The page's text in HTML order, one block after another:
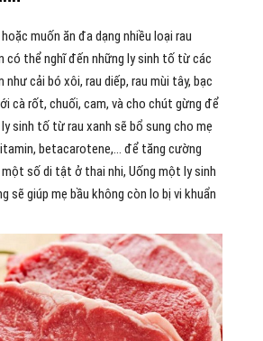
muốn ăn đa dạng nhiều loại rau
có thể nghĩ đến những ly sinh tố từ các
như cải bó xôi, rau diếp, rau mùi tây, bạc
cà rốt, chuối, cam, và cho chút gừng để
sinh tố từ rau xanh sẽ bổ sung cho mẹ
betacarotene,… để tăng cường
một số di tật ở thai nhi, Uống một ly sinh
sẽ giúp mẹ bầu không còn lo bị vi khuẩn